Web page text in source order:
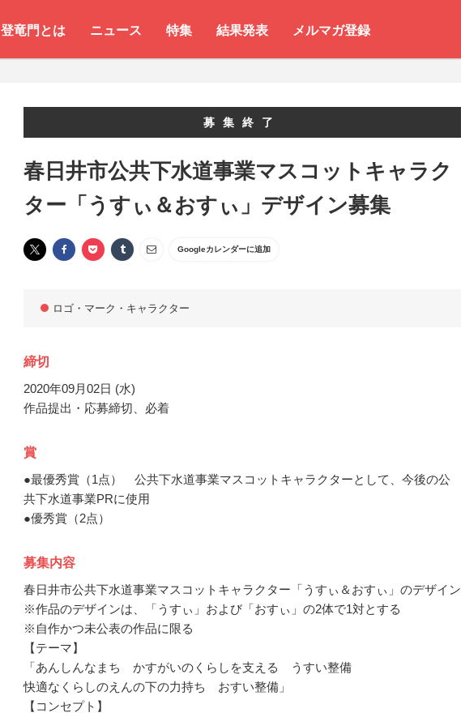
登竜門とは ニュース 特集 結果発表 メルマガ登録
募集終了
春日井市公共下水道事業マスコットキャラク
ター「うすぃ＆おすぃ」デザイン募集
Googleカレンダーに追加
ロゴ・マーク・キャラクター
締切
2020年09月02日 (水)
作品提出・応募締切、必着
賞
●最優秀賞（1点） 公共下水道事業マスコットキャラクターとして、今後の公
共下水道事業PRに使用
●優秀賞（2点）
募集内容
春日井市公共下水道事業マスコットキャラクター「うすぃ＆おすぃ」のデザイン
※作品のデザインは、「うすぃ」および「おすぃ」の2体で1対とする
※自作かつ未公表の作品に限る
【テーマ】
「あんしんなまち かすがいのくらしを支える うすい整備
快適なくらしのえんの下の力持ち おすい整備」
【コンセプト】